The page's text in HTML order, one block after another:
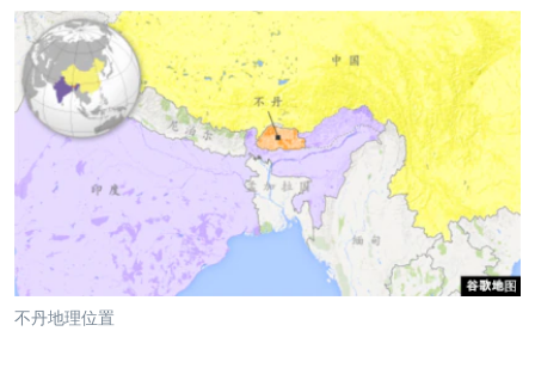
南中国海争端
关注西藏
关注新疆
GEN Z 看美国
不丹地理位置